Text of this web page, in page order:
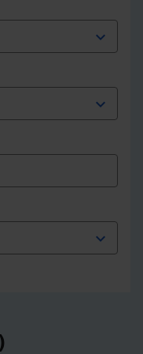
expand_more
expand_more
expand_more